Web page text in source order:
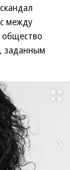
между
общество
заданным
Развернуть